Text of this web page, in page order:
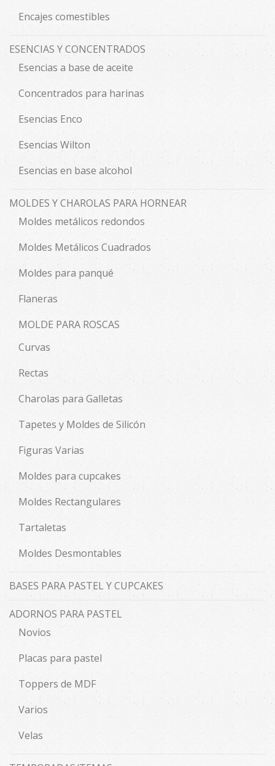
Encajes comestibles
ESENCIAS Y CONCENTRADOS
Esencias a base de aceite
Concentrados para harinas
Esencias Enco
Esencias Wilton
Esencias en base alcohol
MOLDES Y CHAROLAS PARA HORNEAR
Moldes metálicos redondos
Moldes Metálicos Cuadrados
Moldes para panqué
Flaneras
MOLDE PARA ROSCAS
Curvas
Rectas
Charolas para Galletas
Tapetes y Moldes de Silicón
Figuras Varias
Moldes para cupcakes
Moldes Rectangulares
Tartaletas
Moldes Desmontables
BASES PARA PASTEL Y CUPCAKES
ADORNOS PARA PASTEL
Novios
Placas para pastel
Toppers de MDF
Varios
Velas